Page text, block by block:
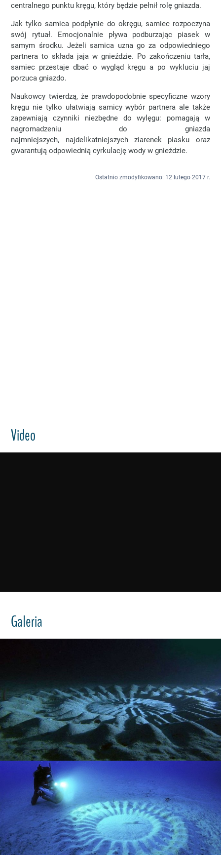
centralnego punktu kręgu, który będzie pełnił rolę gniazda.
Jak tylko samica podpłynie do okręgu, samiec rozpoczyna
swój rytuał. Emocjonalnie pływa podburzając piasek w
samym środku. Jeżeli samica uzna go za odpowiedniego
partnera to składa jaja w gnieździe. Po zakończeniu tarła,
samiec przestaje dbać o wygląd kręgu a po wykluciu jaj
porzuca gniazdo.
Naukowcy twierdzą, że prawdopodobnie specyficzne wzory
kręgu nie tylko ułatwiają samicy wybór partnera ale także
zapewniają czynniki niezbędne do wylęgu: pomagają w
nagromadzeniu do gniazda
najmniejszych, najdelikatniejszych ziarenek piasku oraz
gwarantują odpowiednią cyrkulację wody w gnieździe.
Ostatnio zmodyfikowano: 12 lutego 2017 r.
Video
Galeria